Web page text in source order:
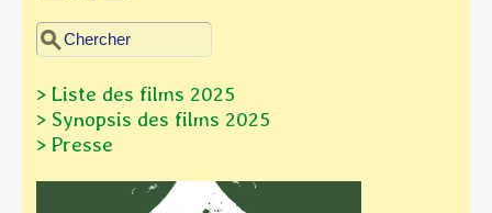
Formulaire de recherche
Chercher dans ce site
> Liste des films 2025
> Synopsis des films 2025
> Presse